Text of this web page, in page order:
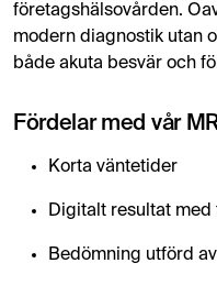
företagshälsovården.
modern diagnostik utan
både akuta besvär och
Fördelar med vår
Korta väntetider
Digitalt resultat
Bedömning utförd